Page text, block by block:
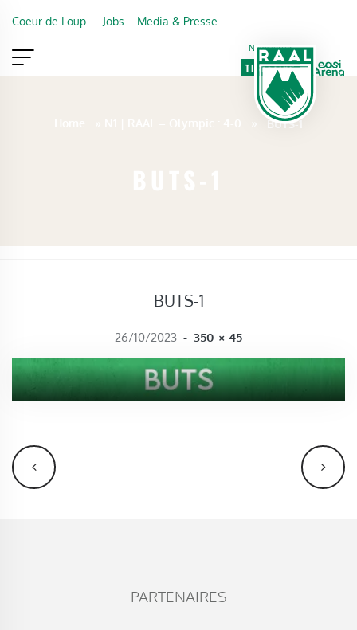
Coeur de Loup Jobs Media & Presse
Newsletter
TICKETING
VIP
FAN SHOP
BUTS-1
BUTS-1
26/10/2023 - FULL SIZE
350 × 45
PARTENAIRES